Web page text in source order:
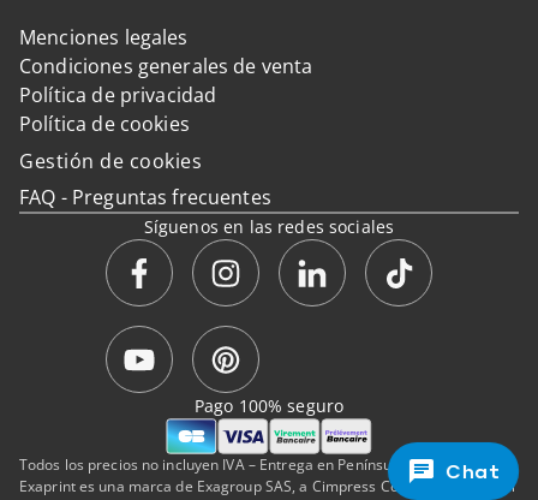
Chat
Menciones legales
Condiciones generales de venta
Política de privacidad
Política de cookies
Gestión de cookies
FAQ - Preguntas frecuentes
Síguenos en las redes sociales
Todos los precios no incluyen IVA – Entrega en Península y Baleares.
Exaprint es una marca de Exagroup SAS, a Cimpress Company de capital
Pago 100% seguro